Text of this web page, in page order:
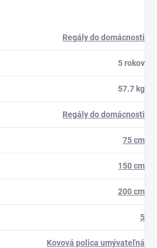
Regály do domácnosti
5 rokov
57.7 kg
Regály do domácnosti
75 cm
150 cm
200 cm
5
Kovová polica umývateľná